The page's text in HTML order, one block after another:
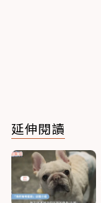
延伸閱讀